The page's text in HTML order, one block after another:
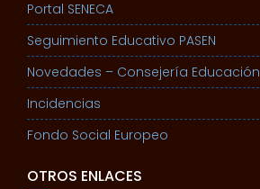
Portal SENECA
Seguimiento Educativo PASEN
Novedades – Consejería Educación
Incidencias
Fondo Social Europeo
OTROS ENLACES